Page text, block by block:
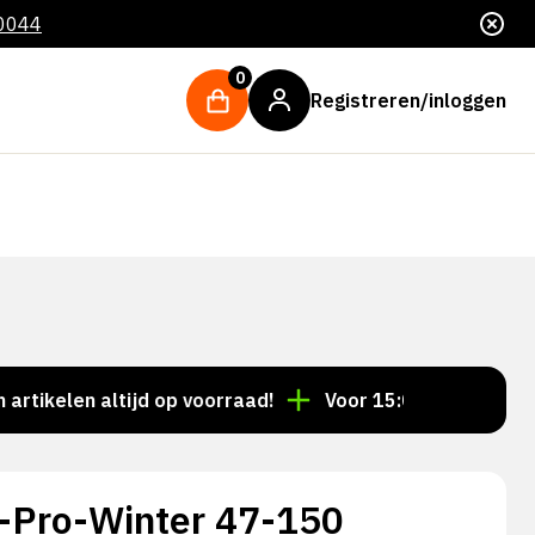
0
Registreren/inloggen
altijd op voorraad! Voor 15:00 besteld =
Pro-Winter 47-150